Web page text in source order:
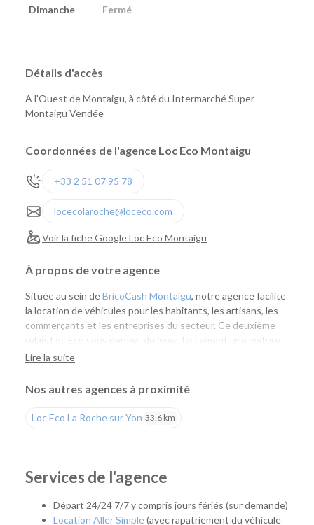
Dimanche
Fermé
Détails d'accès
A l'Ouest de Montaigu, à côté du Intermarché Super
Montaigu Vendée
Coordonnées de l'agence Loc Eco Montaigu
+33 2 51 07 95 78
locecolaroche@loceco.com
Voir la fiche Google Loc Eco Montaigu
À propos de votre agence
Située au sein deBricoCash Montaigu, notre agence facilite
la location de véhicules pour les habitants, les artisans, les
commerçants et les entreprises du secteur. Ce deuxième
relais Loc Eco vous permet de louer facilement une voiture
ou un utilitaire à proximité de chez vous, tout en profitant
véhicules.
déplacement professionnel, notre agence vous accompagne
avec une solution adaptée. Grâce à son implantation au sein
près de vos achats ou de votre chantier, pour un gain de
Lire la suite
Nos autres agences à proximité
Loc Eco La Roche sur Yon 33,6 km
Services de l'agence
Départ 24/24 7/7 y compris jours fériés (sur demande)
Location Aller Simple(avec rapatriement du véhicule